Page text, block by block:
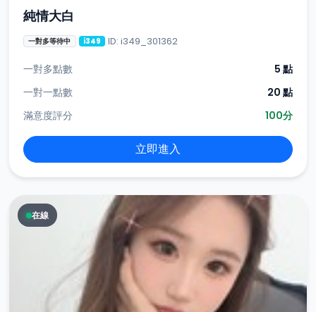
純情大白
一對多等待中 i349 ID: i349_301362
一對多點數
5 點
一對一點數
20 點
滿意度評分
100分
立即進入
在線